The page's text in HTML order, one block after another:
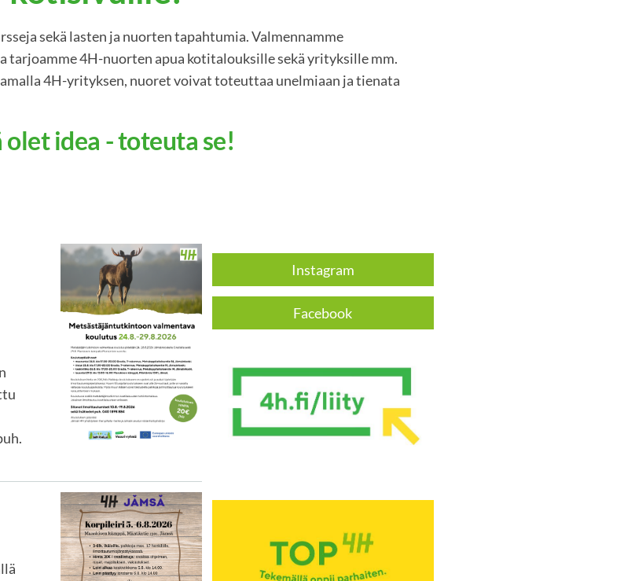
sekä lasten ja nuorten tapahtumia. Valmennamme
4H-nuorten apua kotitalouksille sekä yrityksille mm.
4H-yrityksen, nuoret voivat toteuttaa unelmiaan ja tienata
olet idea - toteuta se!
Instagram
Facebook